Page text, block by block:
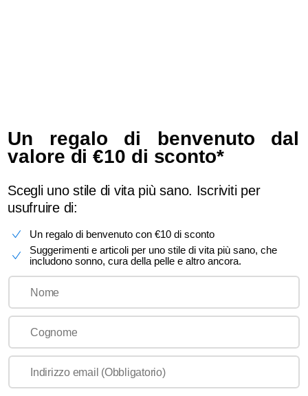
Un regalo di benvenuto dal
valore di €10 di sconto*
Scegli uno stile di vita più sano. Iscriviti per
usufruire di:
Un regalo di benvenuto con €10 di sconto
Suggerimenti e articoli per uno stile di vita più sano, che
includono sonno, cura della pelle e altro ancora.
Nome
Cognome
Indirizzo email (Obbligatorio)